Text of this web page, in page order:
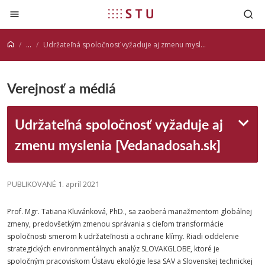
Prejsť na obsah
... Udržateľná spoločnosť vyžaduje aj zmenu myslenia [Vedanadosah.sk]
Verejnosť a médiá
Udržateľná spoločnosť vyžaduje aj
zmenu myslenia [Vedanadosah.sk]
PUBLIKOVANÉ 1. apríl 2021
Prof. Mgr. Tatiana Kluvánková, PhD., sa zaoberá manažmentom globálnej
zmeny, predovšetkým zmenou správania s cieľom transformácie
spoločnosti smerom k udržateľnosti a ochrane klímy. Riadi oddelenie
strategických environmentálnych analýz SLOVAKGLOBE, ktoré je
spoločným pracoviskom Ústavu ekológie lesa SAV a Slovenskej technickej